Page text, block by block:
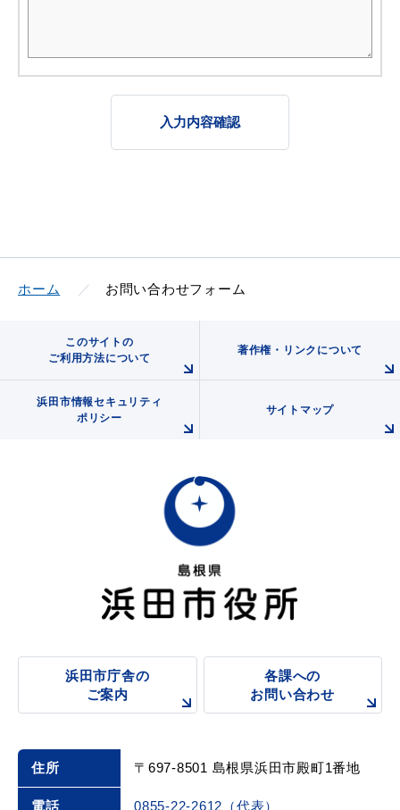
入力内容確認
ホーム お問い合わせフォーム
このサイトの
ご利用方法について
著作権・リンクについて
浜田市情報セキュリティ
ポリシー
サイトマップ
浜田市庁舎の
ご案内
各課への
お問い合わせ
住所 〒697-8501 島根県浜田市殿町1番地
電話 0855-22-2612（代表）